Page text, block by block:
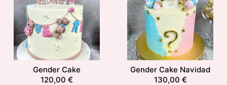
Gender Cake
120,00 €
Gender Cake Navidad
130,00 €